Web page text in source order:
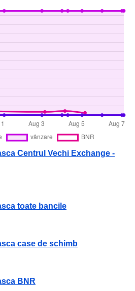
Centrul Vechi Exchange -
toate bancile
case de schimb
BNR